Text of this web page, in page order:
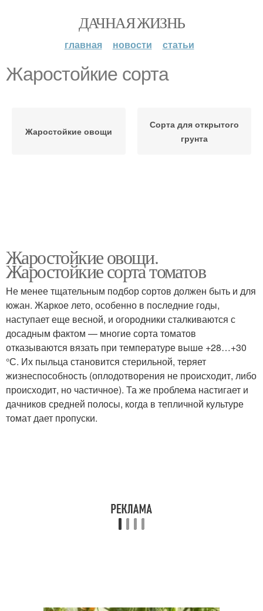
ДАЧНАЯ ЖИЗНЬ
главная новости статьи
Жаростойкие сорта
Жаростойкие овощи
Сорта для открытого
грунта
Жаростойкие овощи.
Жаростойкие сорта томатов
Не менее тщательным подбор сортов должен быть и для
южан. Жаркое лето, особенно в последние годы,
наступает еще весной, и огородники сталкиваются с
досадным фактом — многие сорта томатов
отказываются вязать при температуре выше +28…+30
°С. Их пыльца становится стерильной, теряет
жизнеспособность (оплодотворения не происходит, либо
происходит, но частичное). Та же проблема настигает и
дачников средней полосы, когда в тепличной культуре
томат дает пропуски.